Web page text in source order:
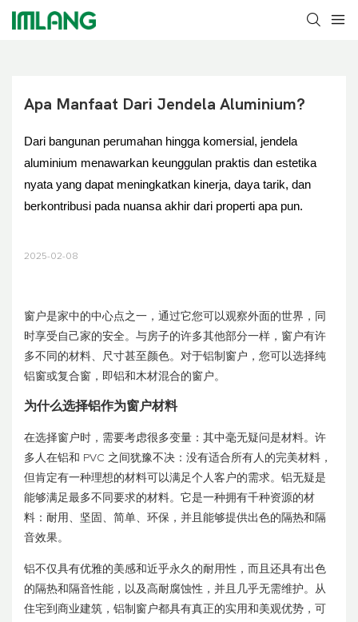
Apa Manfaat Dari Jendela Aluminium?
Dari bangunan perumahan hingga komersial, jendela
aluminium menawarkan keunggulan praktis dan estetika
nyata yang dapat meningkatkan kinerja, daya tarik, dan
berkontribusi pada nuansa akhir dari properti apa pun.
2025-02-08
窗户是家中的中心点之一，通过它您可以观察外面的世界，同
时享受自己家的安全。与房子的许多其他部分一样，窗户有许
多不同的材料、尺寸甚至颜色。对于铝制窗户，您可以选择纯
铝窗或复合窗，即铝和木材混合的窗户。
为什么选择铝作为窗户材料
在选择窗户时，需要考虑很多变量：其中毫无疑问是材料。许
多人在铝和 PVC 之间犹豫不决：没有适合所有人的完美材料，
但肯定有一种理想的材料可以满足个人客户的需求。铝无疑是
能够满足最多不同要求的材料。它是一种拥有千种资源的材
料：耐用、坚固、简单、环保，并且能够提供出色的隔热和隔
音效果。
铝不仅具有优雅的美感和近乎永久的耐用性，而且还具有出色
的隔热和隔音性能，以及高耐腐蚀性，并且几乎无需维护。从
住宅到商业建筑，铝制窗户都具有真正的实用和美观优势，可